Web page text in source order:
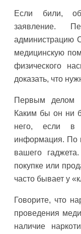
Если били,
заявление.
администрацию
медицинскую
физического
доказать, что
Первым делом
Каким бы он ни
него, если в
информация. По
вашего
покупке или
часто бывает у
Говорите, что
проведения
наличие